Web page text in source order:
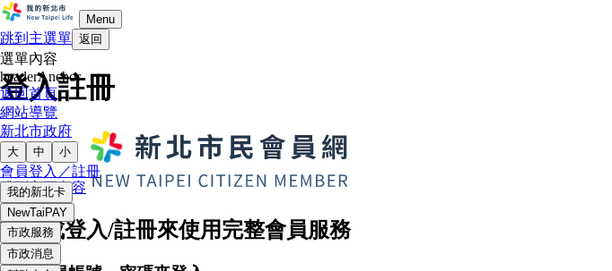
Menu
選單內容
headerAnchor
返回首頁
網站導覽
新北市政府
大 中 小
會員登入／註冊
我的新北卡
NewTaiPAY
市政服務
市政消息
跳到主選單 返回
登入註冊
跳到主要內容
請完成登入/註冊來使用完整會員服務